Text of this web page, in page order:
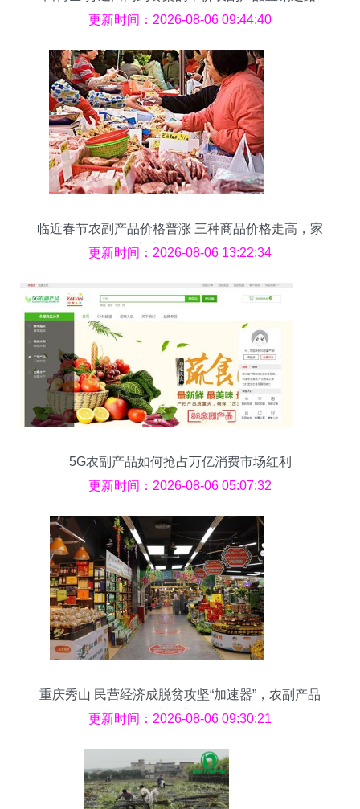
更新时间：2026-08-06 09:44:40
临近春节农副产品价格普涨 三种商品价格走高，家
家户户都受影响
更新时间：2026-08-06 13:22:34
5G农副产品如何抢占万亿消费市场红利
更新时间：2026-08-06 05:07:32
重庆秀山 民营经济成脱贫攻坚“加速器”，农副产品
走俏市场
更新时间：2026-08-06 09:30:21